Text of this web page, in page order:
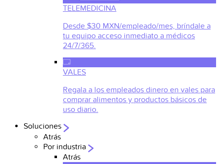
TELEMEDICINA
Desde $30 MXN/empleado/mes, bríndale a
tu equipo acceso inmediato a médicos
24/7/365.
VALES
Regala a los empleados dinero en vales para
comprar alimentos y productos básicos de
uso diario.
Soluciones
Atrás
Por industria
Atrás